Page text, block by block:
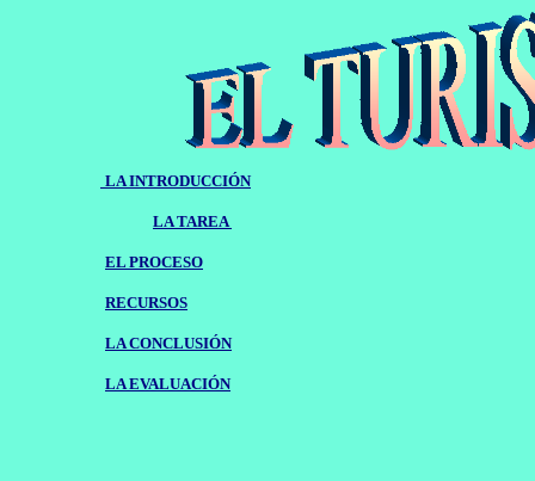
LA INTRODUCCIÓN
LA TAREA
EL PROCESO
RECURSOS
LA CONCLUSIÓN
LA EVALUACIÓN